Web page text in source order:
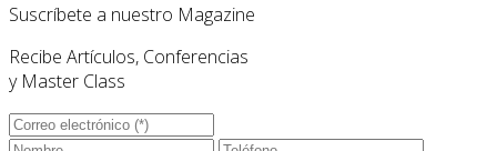
Suscríbete a nuestro Magazine
Recibe Artículos, Conferencias
y Master Class